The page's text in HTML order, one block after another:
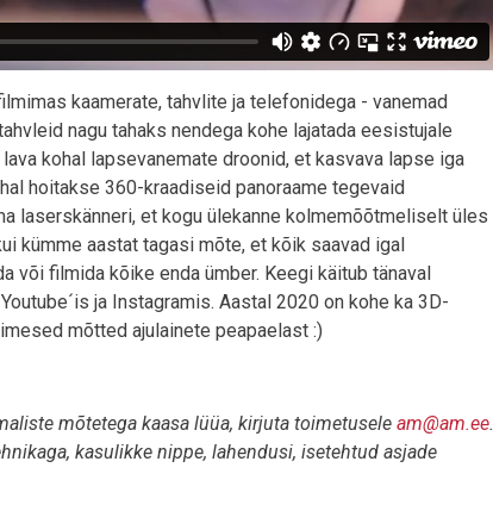
kaamerate, tahvlite ja telefonidega - vanemad
nagu tahaks nendega kohe lajatada eesistujale
kohal lapsevanemate droonid, et kasvava lapse iga
hoitakse 360-kraadiseid panoraame tegevaid
laserskänneri, et kogu ülekanne kolmemõõtmeliselt üles
kümme aastat tagasi mõte, et kõik saavad igal
või filmida kõike enda ümber. Keegi käitub tänaval
ja Instagramis. Aastal 2020 on kohe ka 3D-
mõtted ajulainete peapaelast :)
mõtetega kaasa lüüa, kirjuta toimetusele am@am.ee.
kasulikke nippe, lahendusi, isetehtud asjade